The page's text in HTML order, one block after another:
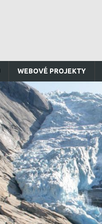
WEBOVÉ PROJEKTY